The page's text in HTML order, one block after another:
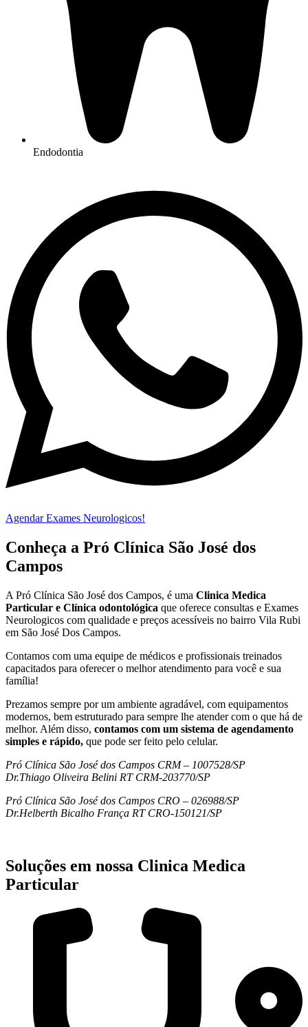
Endodontia
Agendar Exames Neurologicos!
Conheça a Pró Clínica São José dos
Campos
A Pró Clínica São José dos Campos, é uma Clinica Medica
Particular e Clínica odontológica que oferece consultas e Exames
Neurologicos com qualidade e preços acessíveis no bairro Vila Rubi
em São José Dos Campos.
Contamos com uma equipe de médicos e profissionais treinados
capacitados para oferecer o melhor atendimento para você e sua
família!
Prezamos sempre por um ambiente agradável, com equipamentos
modernos, bem estruturado para sempre lhe atender com o que há de
melhor. Além disso, contamos com um sistema de agendamento
simples e rápido, que pode ser feito pelo celular.
Pró Clínica São José dos Campos CRM – 1007528/SP
Dr.Thiago Oliveira Belini RT CRM-203770/SP
Pró Clínica São José dos Campos CRO – 026988/SP
Dr.Helberth Bicalho França RT CRO-150121/SP
Soluções em nossa Clinica Medica
Particular